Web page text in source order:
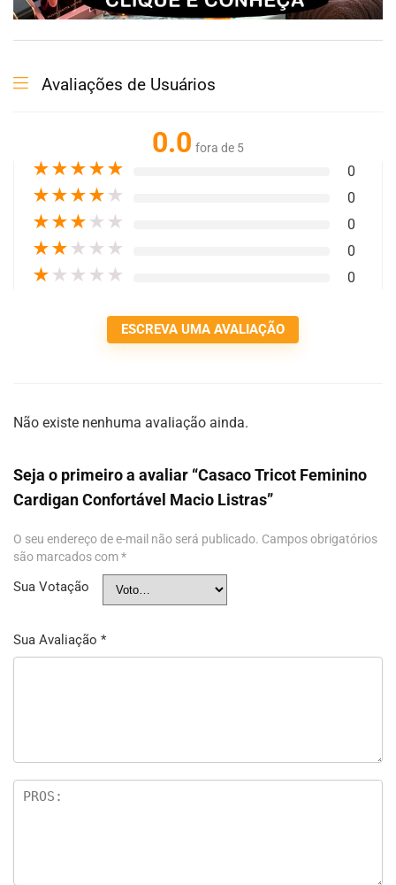
Avaliações de Usuários
0.0 fora de 5
★★★★★ 0
★★★★ ★ 0
★★★ ★ ★ 0
★★ ★ ★ ★ 0
★ ★ ★ ★ ★ 0
ESCREVA UMA AVALIAÇÃO
Não existe nenhuma avaliação ainda.
Seja o primeiro a avaliar “Casaco Tricot Feminino
Cardigan Confortável Macio Listras”
O seu endereço de e-mail não será publicado. Campos obrigatórios
são marcados com*
Sua Votação
Sua Avaliação *